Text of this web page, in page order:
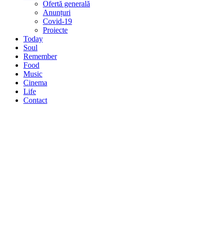
Ofertă generală
Anunțuri
Covid-19
Proiecte
Today
Soul
Remember
Food
Music
Cinema
Life
Contact